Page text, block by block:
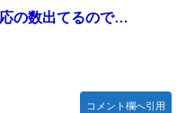
の数出てるので…
コメント欄へ引用